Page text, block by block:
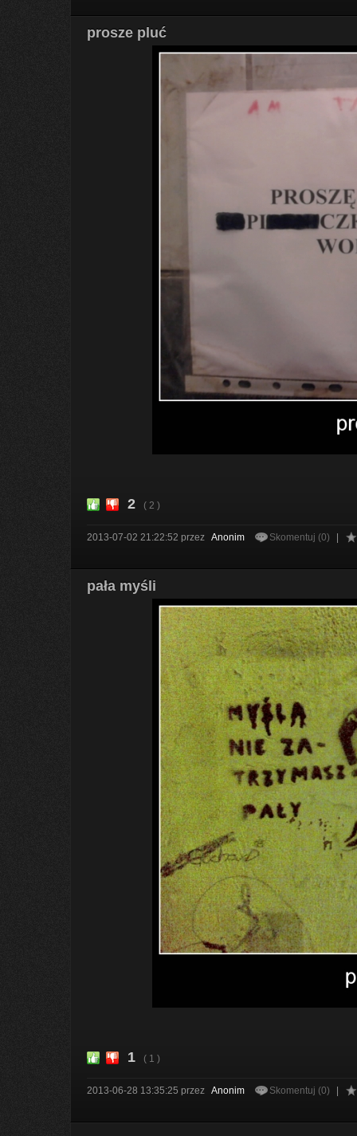
prosze pluć
2 ( 2 )
2013-07-02 21:22:52 przez Anonim Skomentuj (0)
pała myśli
1 ( 1 )
2013-06-28 13:35:25 przez Anonim Skomentuj (0)